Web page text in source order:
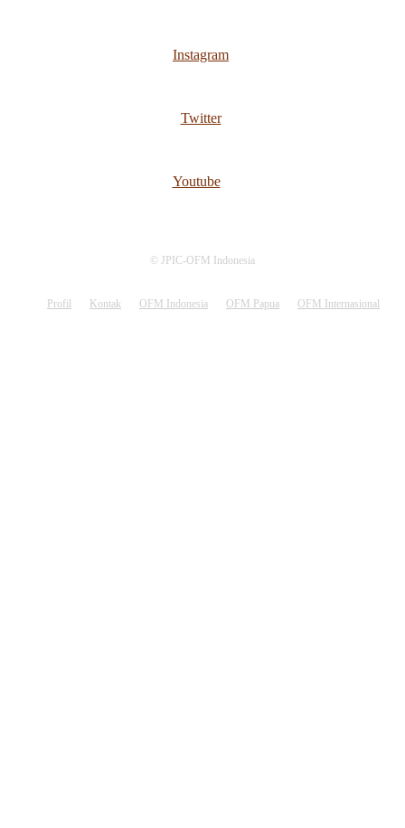
Instagram
Twitter
Youtube
© JPIC-OFM Indonesia
Profil Kontak OFM Indonesia OFM Papua OFM Internasional